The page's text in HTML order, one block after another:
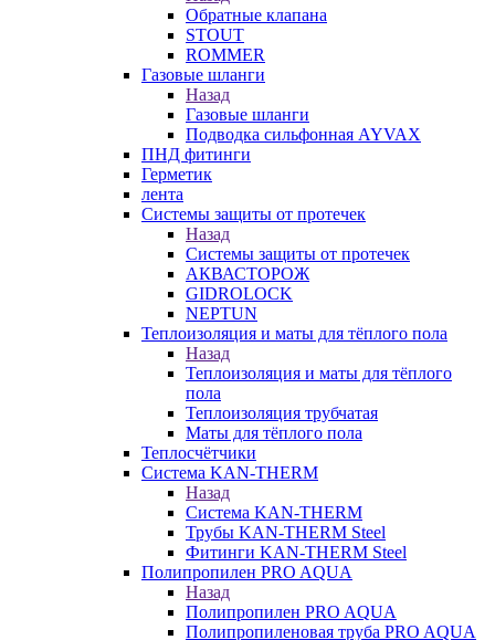
Обратные клапана
STOUT
ROMMER
Газовые шланги
Назад
Газовые шланги
Подводка сильфонная AYVAX
ПНД фитинги
Герметик
лента
Системы защиты от протечек
Назад
Системы защиты от протечек
АКВАСТОРОЖ
GIDROLOCK
NEPTUN
Теплоизоляция и маты для тёплого пола
Назад
Теплоизоляция и маты для тёплого
пола
Теплоизоляция трубчатая
Маты для тёплого пола
Теплосчётчики
Система KAN-THERM
Назад
Система KAN-THERM
Трубы KAN-THERM Steel
Фитинги KAN-THERM Steel
Полипропилен PRO AQUA
Назад
Полипропилен PRO AQUA
Полипропиленовая труба PRO AQUA